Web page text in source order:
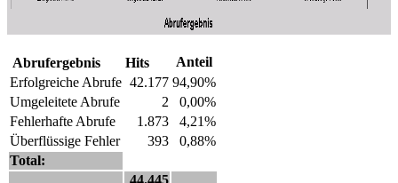
Abrufergebnis Hits
Anteil
Erfolgreiche Abrufe 42.177 94,90%
Umgeleitete Abrufe
2
0,00%
Fehlerhafte Abrufe
1.873
4,21%
Überflüssige Fehler
393
0,88%
Total:
44.445